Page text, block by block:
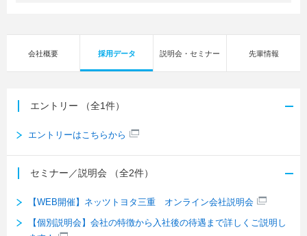
会社概要 採用データ 説明会・セミナー 先輩情報
エントリー （全1件）
エントリーはこちらから
セミナー／説明会 （全2件）
【WEB開催】ネッツトヨタ三重 オンライン会社説明会
【個別説明会】会社の特徴から入社後の待遇まで詳しくご説明し